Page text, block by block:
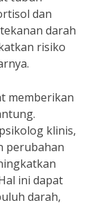
dan
darah
risiko
memberikan
klinis,
perubahan
ini dapat
darah,